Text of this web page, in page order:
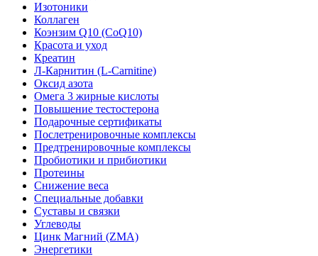
Изотоники
Коллаген
Коэнзим Q10 (CoQ10)
Красота и уход
Креатин
Л-Карнитин (L-Сarnitine)
Оксид азота
Омега 3 жирные кислоты
Повышение тестостерона
Подарочные сертификаты
Послетренировочные комплексы
Предтренировочные комплексы
Пробиотики и прибиотики
Протеины
Снижение веса
Специальные добавки
Суставы и связки
Углеводы
Цинк Магний (ZMA)
Энергетики